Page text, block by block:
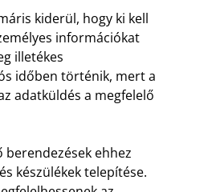
kiderül, hogy ki kell
információkat
illetékes
időben történik, mert a
adatküldés a megfelelő
berendezések ehhez
készülékek telepítése.